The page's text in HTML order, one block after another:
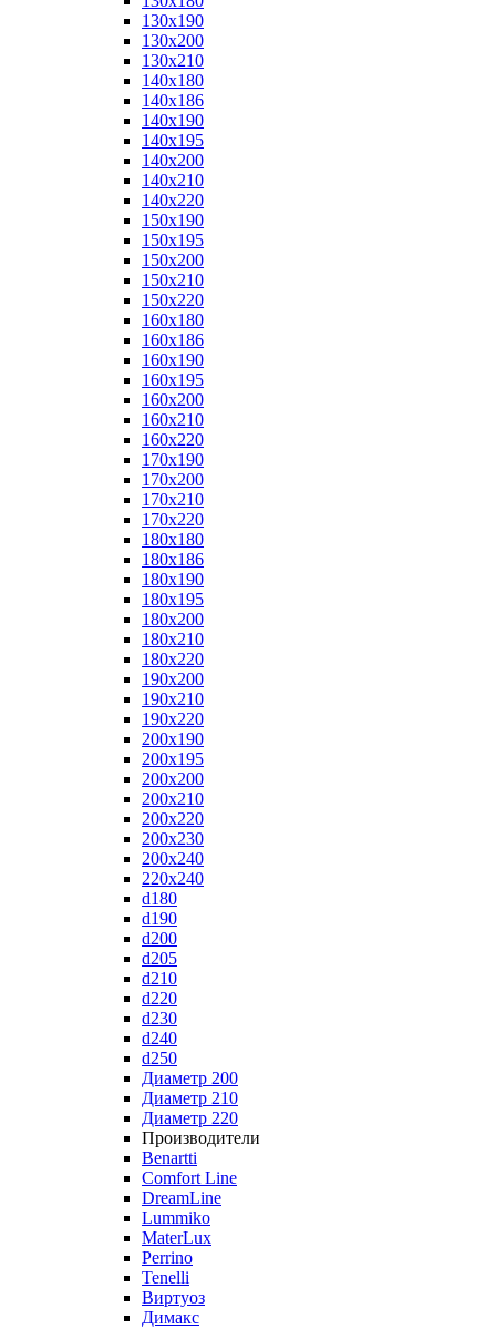
130x190
130x200
130x210
140x180
140x186
140x190
140x195
140x200
140x210
140x220
150x190
150x195
150x200
150x210
150x220
160x180
160x186
160x190
160x195
160x200
160x210
160x220
170x190
170x200
170x210
170x220
180x180
180x186
180x190
180x195
180x200
180x210
180x220
190x200
190x210
190x220
200x190
200x195
200x200
200x210
200x220
200x230
200x240
220x240
d180
d190
d200
d205
d210
d220
d230
d240
d250
Диаметр 200
Диаметр 210
Диаметр 220
Производители
Benartti
Comfort Line
DreamLine
Lummiko
MaterLux
Perrino
Tenelli
Виртуоз
Димакс